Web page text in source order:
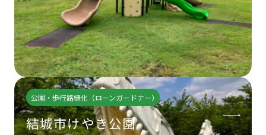
公園・歩行路緑化（ローンガードナー）
結城市けやき公園